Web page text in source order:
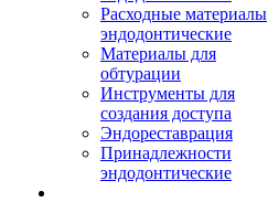
Расходные материалы
эндодонтические
Материалы для
обтурации
Инструменты для
создания доступа
Эндореставрация
Принадлежности
эндодонтические